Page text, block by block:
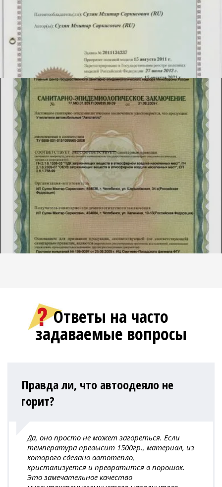
Ответы на часто
задаваемые вопросы
Правда ли, что автоодеяло не
горит?
Да, оно просто не может загореться. Если
температура превысит 1500гр., материал, из
которого сделано автотепло,
кристализуется и превратится в порошок.
Это замечательное качество